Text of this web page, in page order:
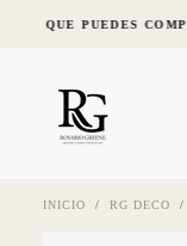
SALTAR
LO QUE PUEDES
INICIO / RG DECO /